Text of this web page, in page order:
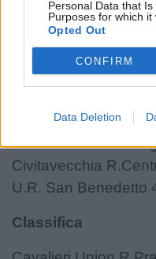
Personal Data that
Purposes for which it
Opted Out
CONFIRM
Data Deletion
Unione Rugby
1927 ---
La Rugby L'Aquila
Rugby ---
Union Prato Sesto
RNA – US Roma
Civitavecchia
U.R. San Benedetto
Classifica